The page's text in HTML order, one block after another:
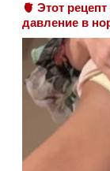
🫀 Этот
давление в